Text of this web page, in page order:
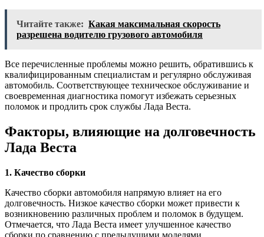
Читайте также: Какая максимальная скорость
разрешена водителю грузового автомобиля
Все перечисленные проблемы можно решить, обратившись к
квалифицированным специалистам и регулярно обслуживая
автомобиль. Соответствующее техническое обслуживание и
своевременная диагностика помогут избежать серьезных
поломок и продлить срок службы Лада Веста.
Факторы, влияющие на долговечность
Лада Веста
1. Качество сборки
Качество сборки автомобиля напрямую влияет на его
долговечность. Низкое качество сборки может привести к
возникновению различных проблем и поломок в будущем.
Отмечается, что Лада Веста имеет улучшенное качество
сборки по сравнению с предыдущими моделями